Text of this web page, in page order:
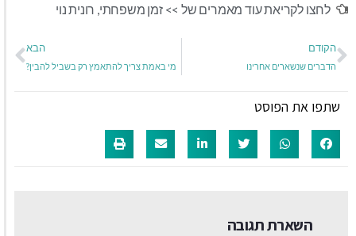
לחצו לקריאת עוד מאמרים של >> זמן משפחתי, רונית נוי
הקודם
הדברים שנשארים אחרינו
הבא
מי באמת צריך להתאמץ רק בשביל להבין?
שתפו את הפוסט
השארת תגובה